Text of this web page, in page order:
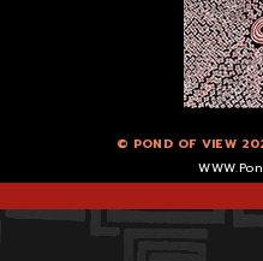
© POND OF VIEW